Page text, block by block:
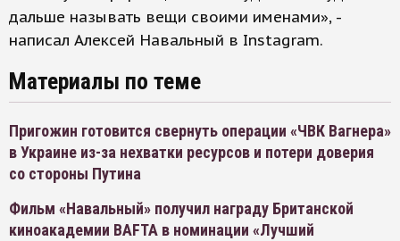
дальше называть вещи своими именами», -
написал Алексей Навальный в Instagram.
Материалы по теме
Пригожин готовится свернуть операции «ЧВК Вагнера»
в Украине из-за нехватки ресурсов и потери доверия
со стороны Путина
Фильм «Навальный» получил награду Британской
киноакадемии BAFTA в номинации «Лучший